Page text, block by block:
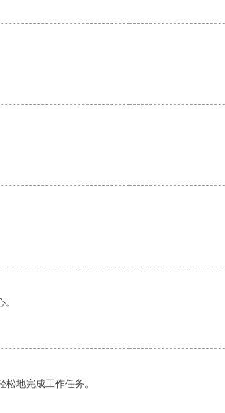
地完成工作任务。